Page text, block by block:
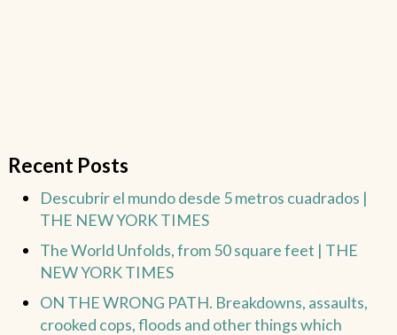
Recent Posts
Descubrir el mundo desde 5 metros cuadrados |
THE NEW YORK TIMES
The World Unfolds, from 50 square feet | THE
NEW YORK TIMES
ON THE WRONG PATH. Breakdowns, assaults,
crooked cops, floods and other things which